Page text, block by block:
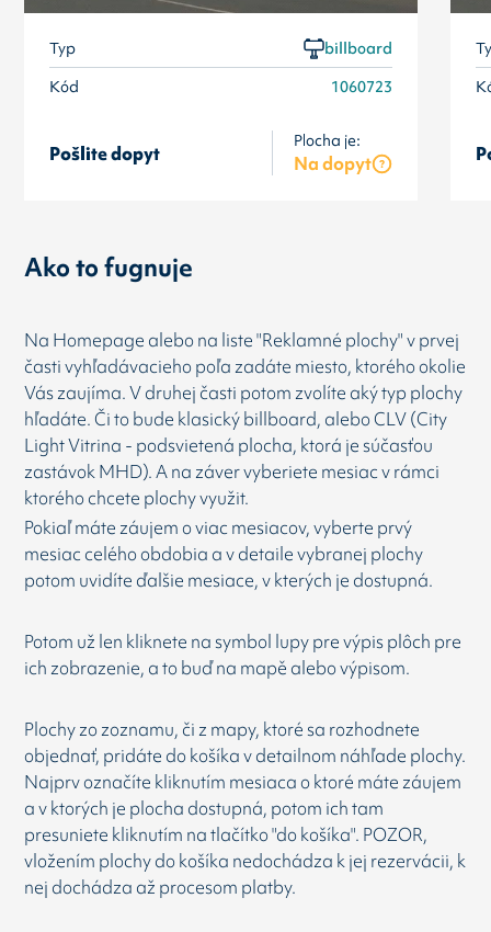
Typ
billboard
Kód
1060723
Pošlite dopyt
Plocha je:
Na dopyt
Ako to fugnuje
Na Homepage alebo na liste "Reklamné plochy" v prvej
časti vyhľadávacieho poľa zadáte miesto, ktorého okolie
Vás zaujíma. V druhej časti potom zvolíte aký typ plochy
hľadáte. Či to bude klasický billboard, alebo CLV (City
Light Vitrina - podsvietená plocha, ktorá je súčasťou
zastávok MHD). A na záver vyberiete mesiac v rámci
ktorého chcete plochy využit.
Pokiaľ máte záujem o viac mesiacov, vyberte prvý
mesiac celého obdobia a v detaile vybranej plochy
potom uvidíte ďalšie mesiace, v kterých je dostupná.
Potom už len kliknete na symbol lupy pre výpis plôch pre
ich zobrazenie, a to buď na mapě alebo výpisom.
Plochy zo zoznamu, či z mapy, ktoré sa rozhodnete
objednať, pridáte do košíka v detailnom náhľade plochy.
Najprv označíte kliknutím mesiaca o ktoré máte záujem
a v ktorých je plocha dostupná, potom ich tam
presuniete kliknutím na tlačítko "do košíka". POZOR,
vložením plochy do košíka nedochádza k jej rezervácii, k
nej dochádza až procesom platby.